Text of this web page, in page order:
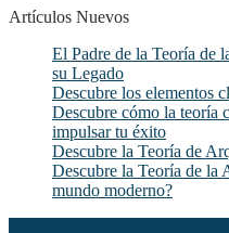
Artículos Nuevos
El Padre de la Teoría de
su Legado
Descubre los elementos
Descubre cómo la teoría
impulsar tu éxito
Descubre la Teoría de
Descubre la Teoría de la
mundo moderno?